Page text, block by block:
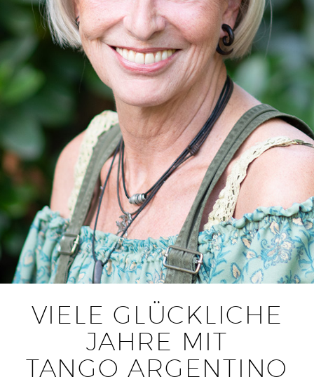
VIELE GLÜCKLICHE
JAHRE MIT
TANGO ARGENTINO